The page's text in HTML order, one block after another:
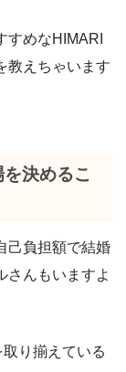
すめなHIMARI
教えちゃいます
決めるこ
己負担額で結婚
さんもいますよ
り揃えている